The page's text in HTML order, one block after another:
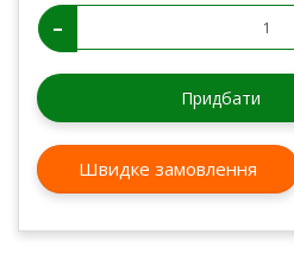
-
Придбати
Швидке замовлення